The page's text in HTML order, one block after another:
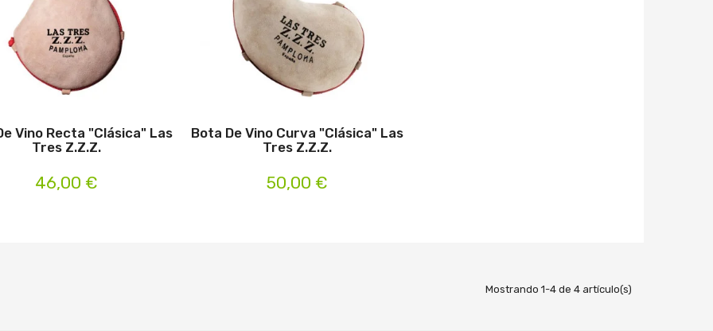
Vino Recta "Clásica" Las
Tres Z.Z.Z.
46,00 €
Bota De Vino Curva "Clásica" Las
Tres Z.Z.Z.
50,00 €
Mostrando 1-4 de 4 artículo(s)